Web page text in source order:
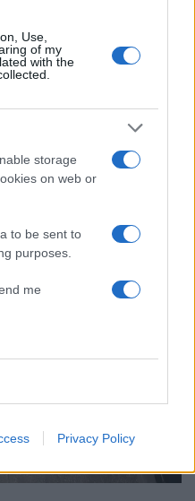
Use,
of my
with the
storage
on web or
to be sent to
purposes.
me
Privacy Policy